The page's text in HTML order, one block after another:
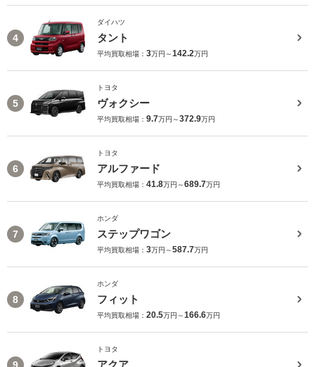
4
ダイハツ
タント
平均買取相場： 3万円～142.2万円
5
トヨタ
ヴォクシー
平均買取相場： 9.7万円～372.9万円
6
トヨタ
アルファード
平均買取相場： 41.8万円～689.7万円
7
ホンダ
ステップワゴン
平均買取相場： 3万円～587.7万円
8
ホンダ
フィット
平均買取相場： 20.5万円～166.6万円
9
トヨタ